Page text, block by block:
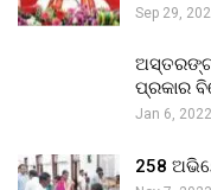
Sep 29,
ଅସ୍ତରଙ୍ଗ
ପ୍ରକାର
Jan 6, 2022
258